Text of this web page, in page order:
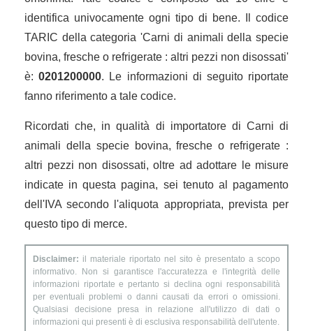
identifica univocamente ogni tipo di bene. Il codice
TARIC della categoria 'Carni di animali della specie
bovina, fresche o refrigerate : altri pezzi non disossati'
è:0201200000. Le informazioni di seguito riportate
fanno riferimento a tale codice.
Ricordati che, in qualità di importatore di Carni di
animali della specie bovina, fresche o refrigerate :
altri pezzi non disossati, oltre ad adottare le misure
indicate in questa pagina, sei tenuto al pagamento
dell'IVA secondo l'aliquota appropriata, prevista per
questo tipo di merce.
Disclaimer: il materiale riportato nel sito è presentato a scopo
informativo. Non si garantisce l'accuratezza e l'integrità delle
informazioni riportate e pertanto si declina ogni responsabilità
per eventuali problemi o danni causati da errori o omissioni.
Qualsiasi decisione presa in relazione all'utilizzo di dati o
informazioni qui presenti è di esclusiva responsabilità dell'utente.